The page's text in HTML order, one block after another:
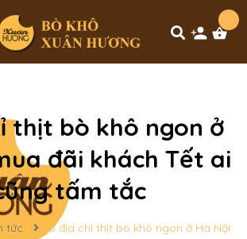
thịt bò khô ngon ở
đãi khách Tết ai
tấm tắc
tức
3 địa chỉ thịt bò khô ngon ở Hà Nội